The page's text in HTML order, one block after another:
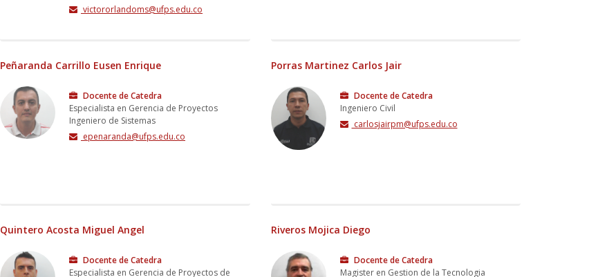
victororlandoms@ufps.edu.co
Peñaranda Carrillo Eusen Enrique
Docente de Catedra
Especialista en Gerencia de Proyectos
Ingeniero de Sistemas
epenaranda@ufps.edu.co
Porras Martinez Carlos Jair
Docente de Catedra
Ingeniero Civil
carlosjairpm@ufps.edu.co
Quintero Acosta Miguel Angel
Docente de Catedra
Especialista en Gerencia de Proyectos de
Riveros Mojica Diego
Docente de Catedra
Magister en Gestion de la Tecnologia